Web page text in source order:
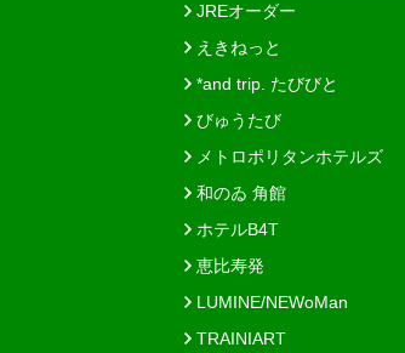
JREオーダー
えきねっと
*and trip. たびびと
びゅうたび
メトロポリタンホテルズ
和のゐ 角館
ホテルB4T
恵比寿発
LUMINE/NEWoMan
TRAINIART